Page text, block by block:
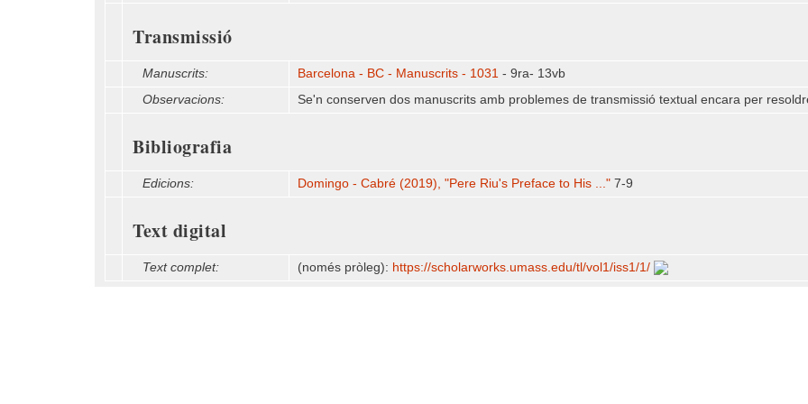
Transmissió
Manuscrits: Barcelona - BC - Manuscrits - 1031 - 9ra- 13vb
Observacions:
Se'n conserven dos manuscrits amb problemes de transmissió textual encara per
Bibliografia
Edicions: Domingo - Cabré (2019), "Pere Riu's Preface to His ..." 7-9
Text digital
Text complet: (només pròleg): https:/​/​scholarworks.umass.edu/​tl/​vol1/​iss1/​1/​